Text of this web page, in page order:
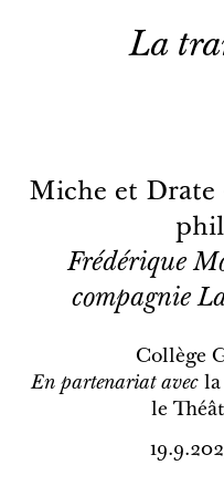
La
Miche et
Frédérique
compagnie
Collège
En partenariat avec la
le